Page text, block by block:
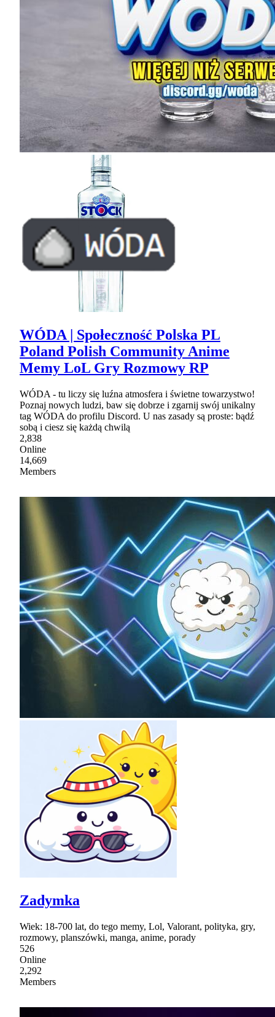
WÓDA | Społeczność Polska PL
Poland Polish Community Anime
Memy LoL Gry Rozmowy RP
WÓDA - tu liczy się luźna atmosfera i świetne towarzystwo!
Poznaj nowych ludzi, baw się dobrze i zgarnij swój unikalny
tag WÓDA do profilu Discord. U nas zasady są proste: bądź
sobą i ciesz się każdą chwilą
2,838
Online
14,669
Members
Zadymka
Wiek: 18-700 lat, do tego memy, Lol, Valorant, polityka, gry,
rozmowy, planszówki, manga, anime, porady
526
Online
2,292
Members